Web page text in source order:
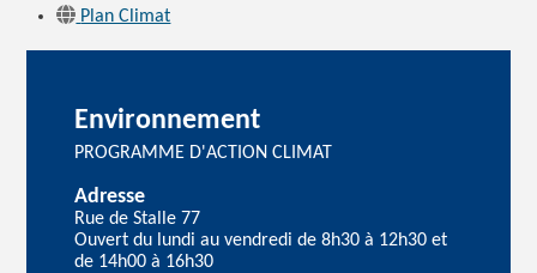
Plan Climat
Environnement
PROGRAMME D'ACTION CLIMAT
Adresse
Rue de Stalle 77
Ouvert du lundi au vendredi de 8h30 à 12h30 et
de 14h00 à 16h30